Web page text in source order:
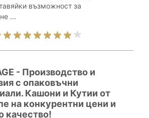
възможност за
...
- Производство и
с опаковъчни
Кашони и Кутии от
на конкурентни цени и
качество!